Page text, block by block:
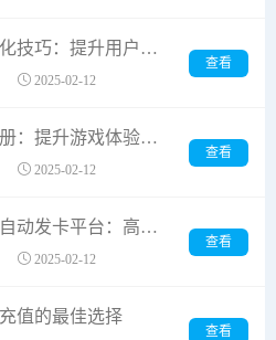
吃鸡卡盟网站优化技巧：提升用户体验与搜索引擎排名
2025-02-12
查看
吃鸡卡盟网站注册：提升游戏体验的关键步骤
2025-02-12
查看
吃鸡卡盟24小时自动发卡平台：高效便捷的游戏卡密服务
2025-02-12
查看
值的最佳选择
查看